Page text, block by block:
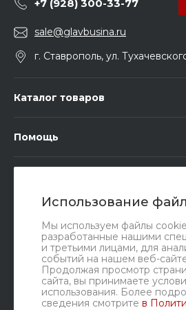
Использование
Мы используем файлы
разработанные нашими
и третьими лицами, для
событий на нашем веб-
Продолжая просмотр
сайта, вы принимаете
использования. Более
сведения смотрите в
+7 (928) 300-33-77
sale@glavbusina.ru
г. Ставрополь, ул.
Каталог товаров
Помощь